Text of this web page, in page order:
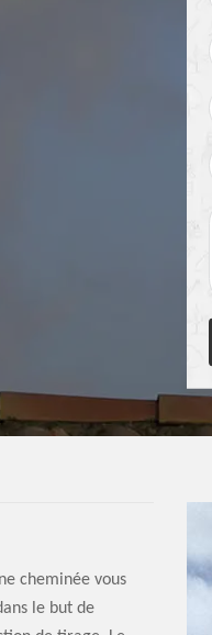
cheminée vous
le but de